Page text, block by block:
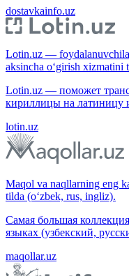
dostavkainfo.uz
Lotin.uz —
aksincha o‘girish xizmatini
Lotin.uz — поможет
кириллицы на латиницу
lotin.uz
Maqol va naqllarning eng
tilda (o‘zbek, rus, ingliz).
Самая большая
языках (узбекский,
maqollar.uz